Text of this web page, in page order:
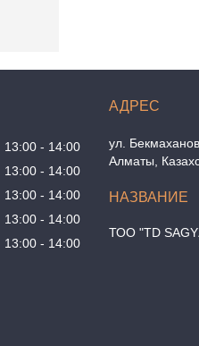
13:00
14:00
13:00
14:00
13:00
14:00
13:00
14:00
13:00
14:00
ул.
Алматы,
ТОО "TD